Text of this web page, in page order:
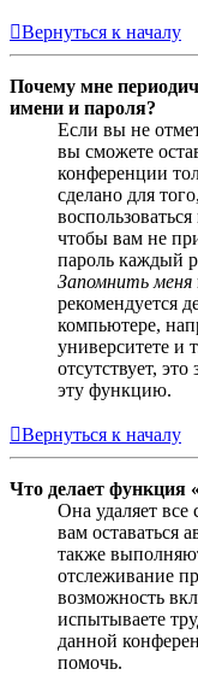
Вернуться к началу
Почему мне
имени и пароля?
Если вы не
вы сможете
конференции
сделано для
чтобы вам не
пароль каждый
Запомнить меня
рекомендуется
компьютере,
университете и
отсутствует,
эту функцию.
Вернуться к началу
Что делает функция
Она удаляет все
вам оставаться
также
отслеживание
возможность
испытываете
данной
помочь.